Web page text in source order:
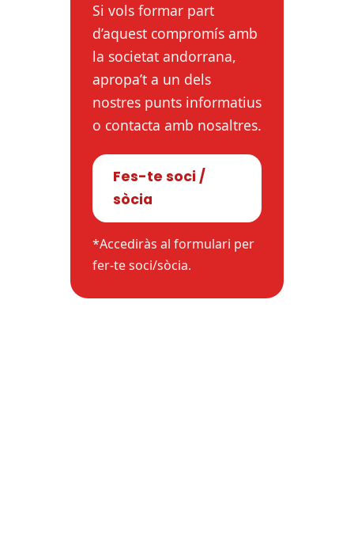
Si vols formar part
d’aquest compromís amb
la societat andorrana,
apropa’t a un dels
nostres punts informatius
o contacta amb nosaltres.
Fes-te soci /
sòcia
*Accediràs al formulari per
fer-te soci/sòcia.